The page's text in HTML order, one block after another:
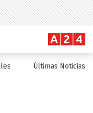
Últimas Noticias